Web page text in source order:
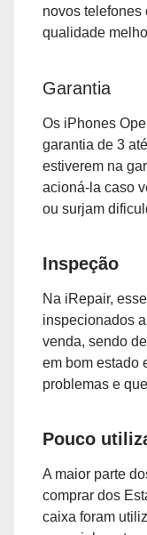
novos telefones
qualidade
Garantia
Os iPhones
garantia de 3
estiverem na
acioná-la caso
ou surjam
Inspeção
Na iRepair,
inspecionados
venda, sendo
em bom estado
problemas e
Pouco
A maior parte
comprar dos
caixa foram